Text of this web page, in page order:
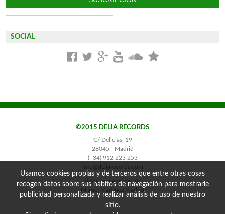
SOCIAL
©2015 DELIA RECORDS
C/ Delicias, 19
28045 - Madrid
(+34) 912 223 253
info@deliarecords.com
Diseño y maquetación:
Miguel Martínez Madrid
Usamos cookies propias y de terceros que entre otras cosas
recogen datos sobre sus hábitos de navegación para mostrarle
publicidad personalizada y realizar análisis de uso de nuestro
sitio.